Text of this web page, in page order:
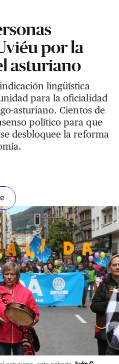
por la
asturiano
lingüística
para la oficialidad
asturiano. Cientos de
político para que
desbloquee la reforma